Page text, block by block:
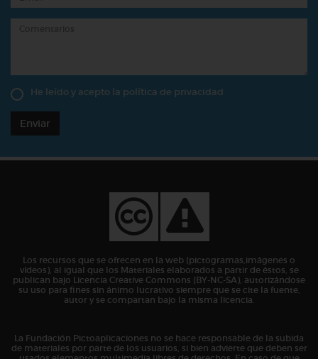
He leído y acepto la política de privacidad
Enviar
Los recursos que se ofrecen en la web (pictogramas,imágenes o
vídeos), al igual que los Materiales elaborados a partir de éstos, se
publican bajo Licencia Creative Commons (BY-NC-SA), autorizándose
su uso para fines sin ánimo lucrativo siempre que se cite la fuente,
autor y se compartan bajo la misma licencia.
La Fundación Pictoaplicaciones no se hace responsable de la subida
de materiales por parte de los usuarios, si bien advierte que deben ser